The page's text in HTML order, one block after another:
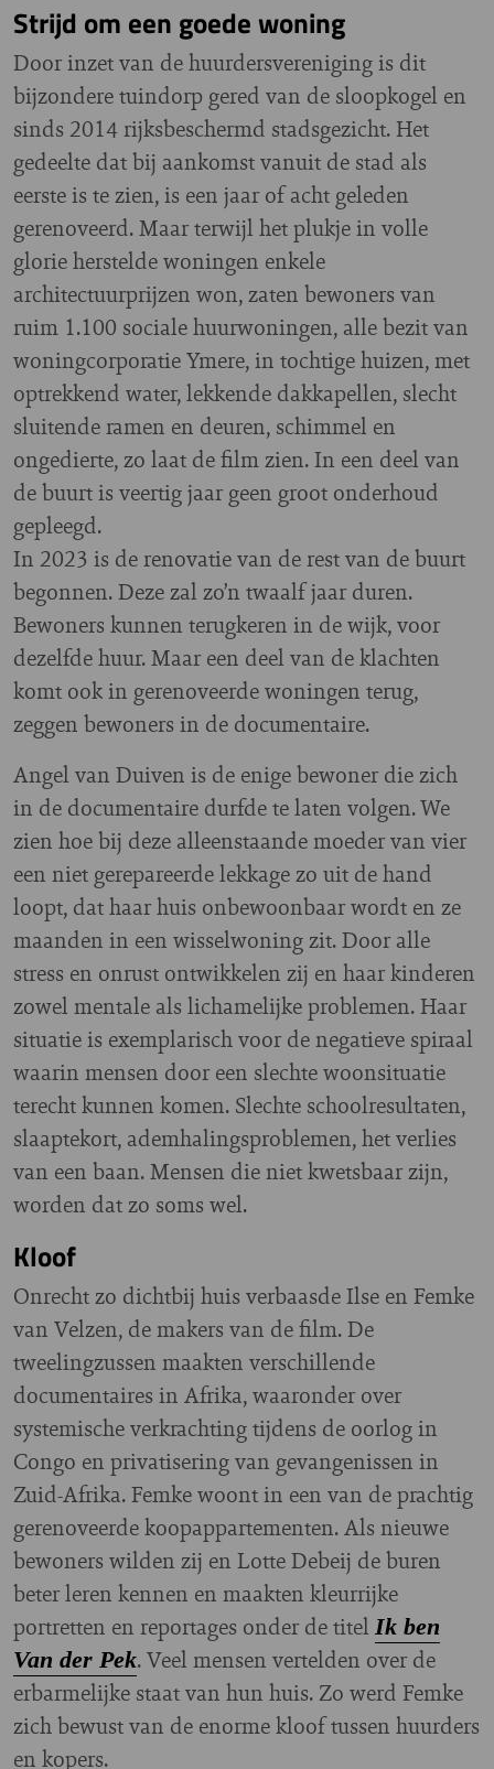
Strijd om een goede woning
Door inzet van de huurdersvereniging is dit
bijzondere tuindorp gered van de sloopkogel en
sinds 2014 rijksbeschermd stadsgezicht. Het
gedeelte dat bij aankomst vanuit de stad als
eerste is te zien, is een jaar of acht geleden
gerenoveerd. Maar terwijl het plukje in volle
glorie herstelde woningen enkele
architectuurprijzen won, zaten bewoners van
ruim 1.100 sociale huurwoningen, alle bezit van
woningcorporatie Ymere, in tochtige huizen, met
optrekkend water, lekkende dakkapellen, slecht
sluitende ramen en deuren, schimmel en
ongedierte, zo laat de film zien. In een deel van
de buurt is veertig jaar geen groot onderhoud
gepleegd.
In 2023 is de renovatie van de rest van de buurt
begonnen. Deze zal zo’n twaalf jaar duren.
Bewoners kunnen terugkeren in de wijk, voor
dezelfde huur. Maar een deel van de klachten
komt ook in gerenoveerde woningen terug,
zeggen bewoners in de documentaire.
Angel van Duiven is de enige bewoner die zich
in de documentaire durfde te laten volgen. We
zien hoe bij deze alleenstaande moeder van vier
een niet gerepareerde lekkage zo uit de hand
loopt, dat haar huis onbewoonbaar wordt en ze
maanden in een wisselwoning zit. Door alle
stress en onrust ontwikkelen zij en haar kinderen
zowel mentale als lichamelijke problemen. Haar
situatie is exemplarisch voor de negatieve spiraal
waarin mensen door een slechte woonsituatie
terecht kunnen komen. Slechte schoolresultaten,
slaaptekort, ademhalingsproblemen, het verlies
van een baan. Mensen die niet kwetsbaar zijn,
worden dat zo soms wel.
Kloof
Onrecht zo dichtbij huis verbaasde Ilse en Femke
van Velzen, de makers van de film. De
tweelingzussen maakten verschillende
documentaires in Afrika, waaronder over
systemische verkrachting tijdens de oorlog in
Congo en privatisering van gevangenissen in
Zuid-Afrika. Femke woont in een van de prachtig
gerenoveerde koopappartementen. Als nieuwe
bewoners wilden zij en Lotte Debeij de buren
beter leren kennen en maakten kleurrijke
portretten en reportages onder de titel Ik ben
Van der Pek. Veel mensen vertelden over de
erbarmelijke staat van hun huis. Zo werd Femke
zich bewust van de enorme kloof tussen huurders
en kopers.